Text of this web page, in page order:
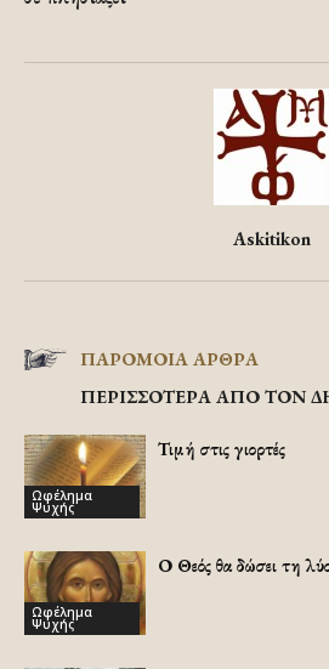
Askitikon
ΠΑΡΟΜΟΙΑ ΑΡΘΡΑ
ΠΕΡΙΣΣΟΤΕΡΑ ΑΠΟ ΤΟΝ
Ωφέλημα
Ψυχής
Τιμή στις γιορτές
Ωφέλημα
Ψυχής
Ο Θεός θα δώσει τη